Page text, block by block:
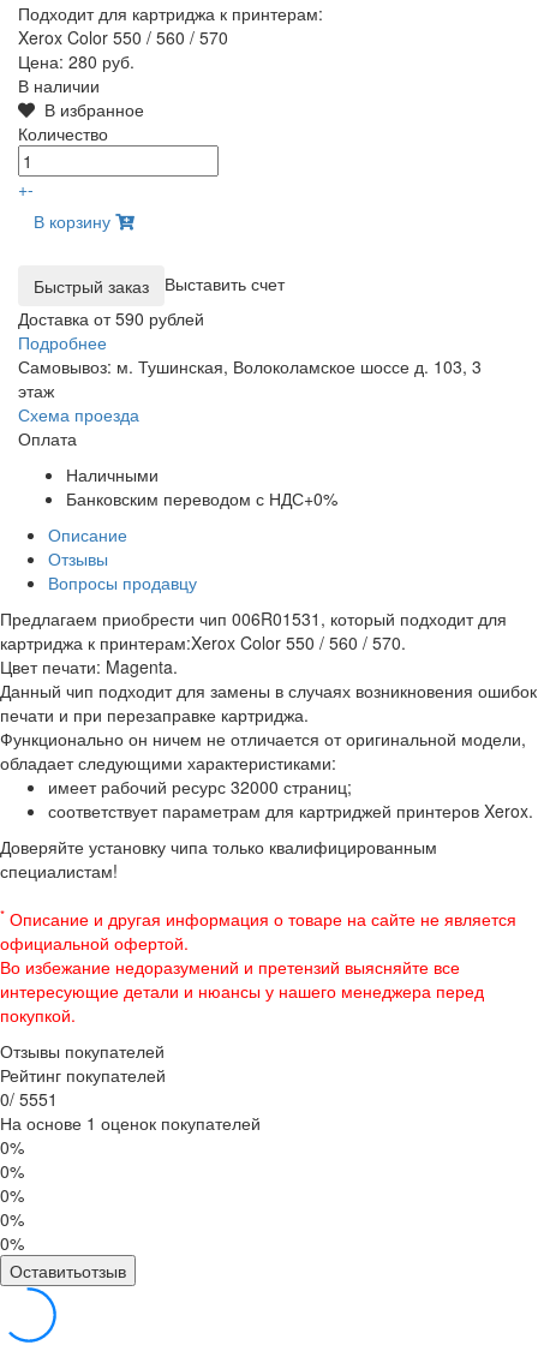
Подходит для картриджа к принтерам:
Xerox Color 550 / 560 / 570
Цена: 280 руб.
В наличии
В избранное
Количество
+-
В корзину
Выставить счет
Доставка от 590 рублей
Подробнее
Самовывоз: м. Тушинская, Волоколамское шоссе д. 103, 3
этаж
Схема проезда
Оплата
Наличными
Банковским переводом с НДС+0%
Описание
Отзывы
Вопросы продавцу
Предлагаем приобрести чип 006R01531, который подходит для
картриджа к принтерам:Xerox Color 550 / 560 / 570.
Цвет печати: Magenta.
Данный чип подходит для замены в случаях возникновения ошибок
печати и при перезаправке картриджа.
Функционально он ничем не отличается от оригинальной модели,
обладает следующими характеристиками:
имеет рабочий ресурс 32000 страниц;
соответствует параметрам для картриджей принтеров Xerox.
Доверяйте установку чипа только квалифицированным
специалистам!
* Описание и другая информация о товаре на сайте не является
официальной офертой.
Во избежание недоразумений и претензий выясняйте все
интересующие детали и нюансы у нашего менеджера перед
покупкой.
Отзывы покупателей
Рейтинг покупателей
0/ 5551
На основе 1 оценок покупателей
0%
0%
0%
0%
0%
Оставитьотзыв